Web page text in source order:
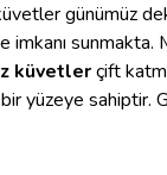
günümüz
sunmakta.
küvetlerçift
yüzeye